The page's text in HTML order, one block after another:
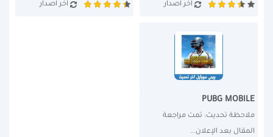
اخر اصدار
اخر اصدار
PUBG MOBILE
المقال بعد الإعلان...